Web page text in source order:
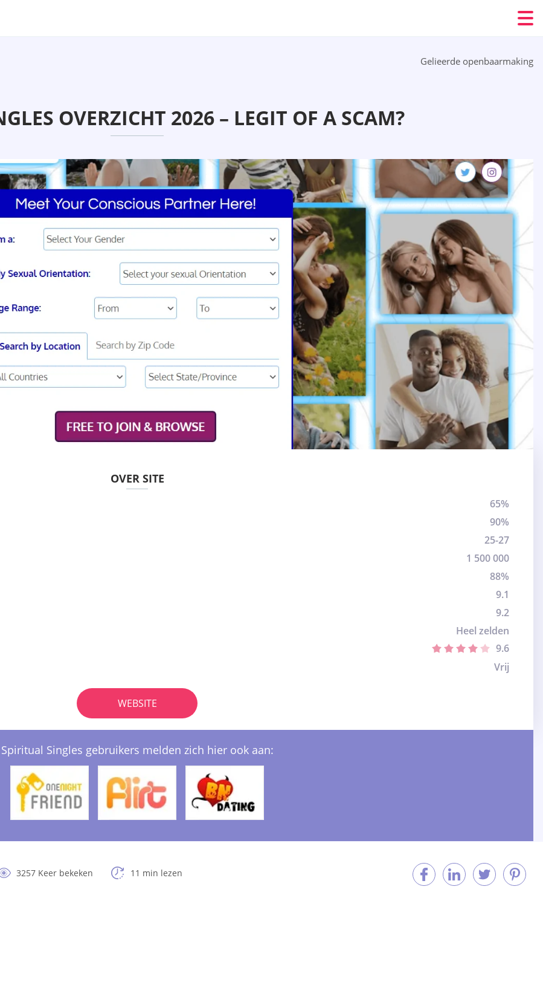
Gelieerde openbaarmaking
OVERZICHT 2026 – LEGIT OF A SCAM?
OVER SITE
65%
90%
25-27
1 500 000
88%
9.1
9.2
Heel zelden
9.6
Vrij
WEBSITE
Spiritual Singles gebruikers melden zich hier ook aan:
3257 Keer bekeken 11 min lezen